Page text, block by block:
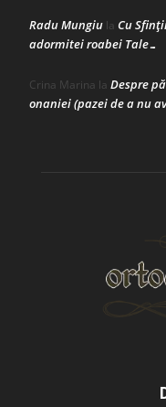
Radu Mungiu la Cu
adormitei roabei Tale…
Crina Marina la Despre
onaniei (pazei de a nu